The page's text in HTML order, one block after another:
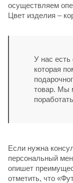
осуществляем
Цвет изделия –
У нас есть
которая
товар. Мы
Если нужна
персональный
опишет
отметить, что